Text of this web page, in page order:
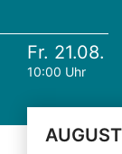
Fr. 21.08.
10:00 Uhr
AUGUST